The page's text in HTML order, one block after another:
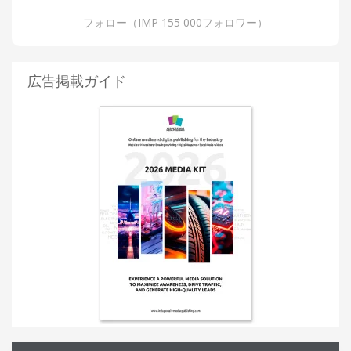
フォロー（IMP 155 000フォロワー）
広告掲載ガイド